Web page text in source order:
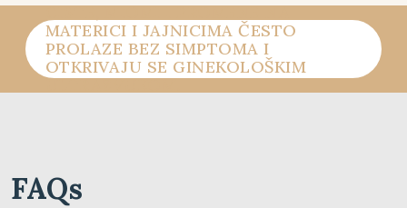
CISTE, MIOMI I PROMENE NA
MATERICI I JAJNICIMA ČESTO
PROLAZE BEZ SIMPTOMA I
OTKRIVAJU SE GINEKOLOŠKIM
ULTRAZVUKOM.
FAQs